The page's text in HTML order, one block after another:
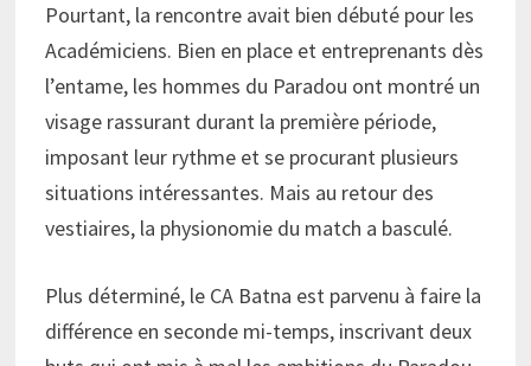
Pourtant, la rencontre avait bien débuté pour les
Académiciens. Bien en place et entreprenants dès
l’entame, les hommes du Paradou ont montré un
visage rassurant durant la première période,
imposant leur rythme et se procurant plusieurs
situations intéressantes. Mais au retour des
vestiaires, la physionomie du match a basculé.
Plus déterminé, le CA Batna est parvenu à faire la
différence en seconde mi-temps, inscrivant deux